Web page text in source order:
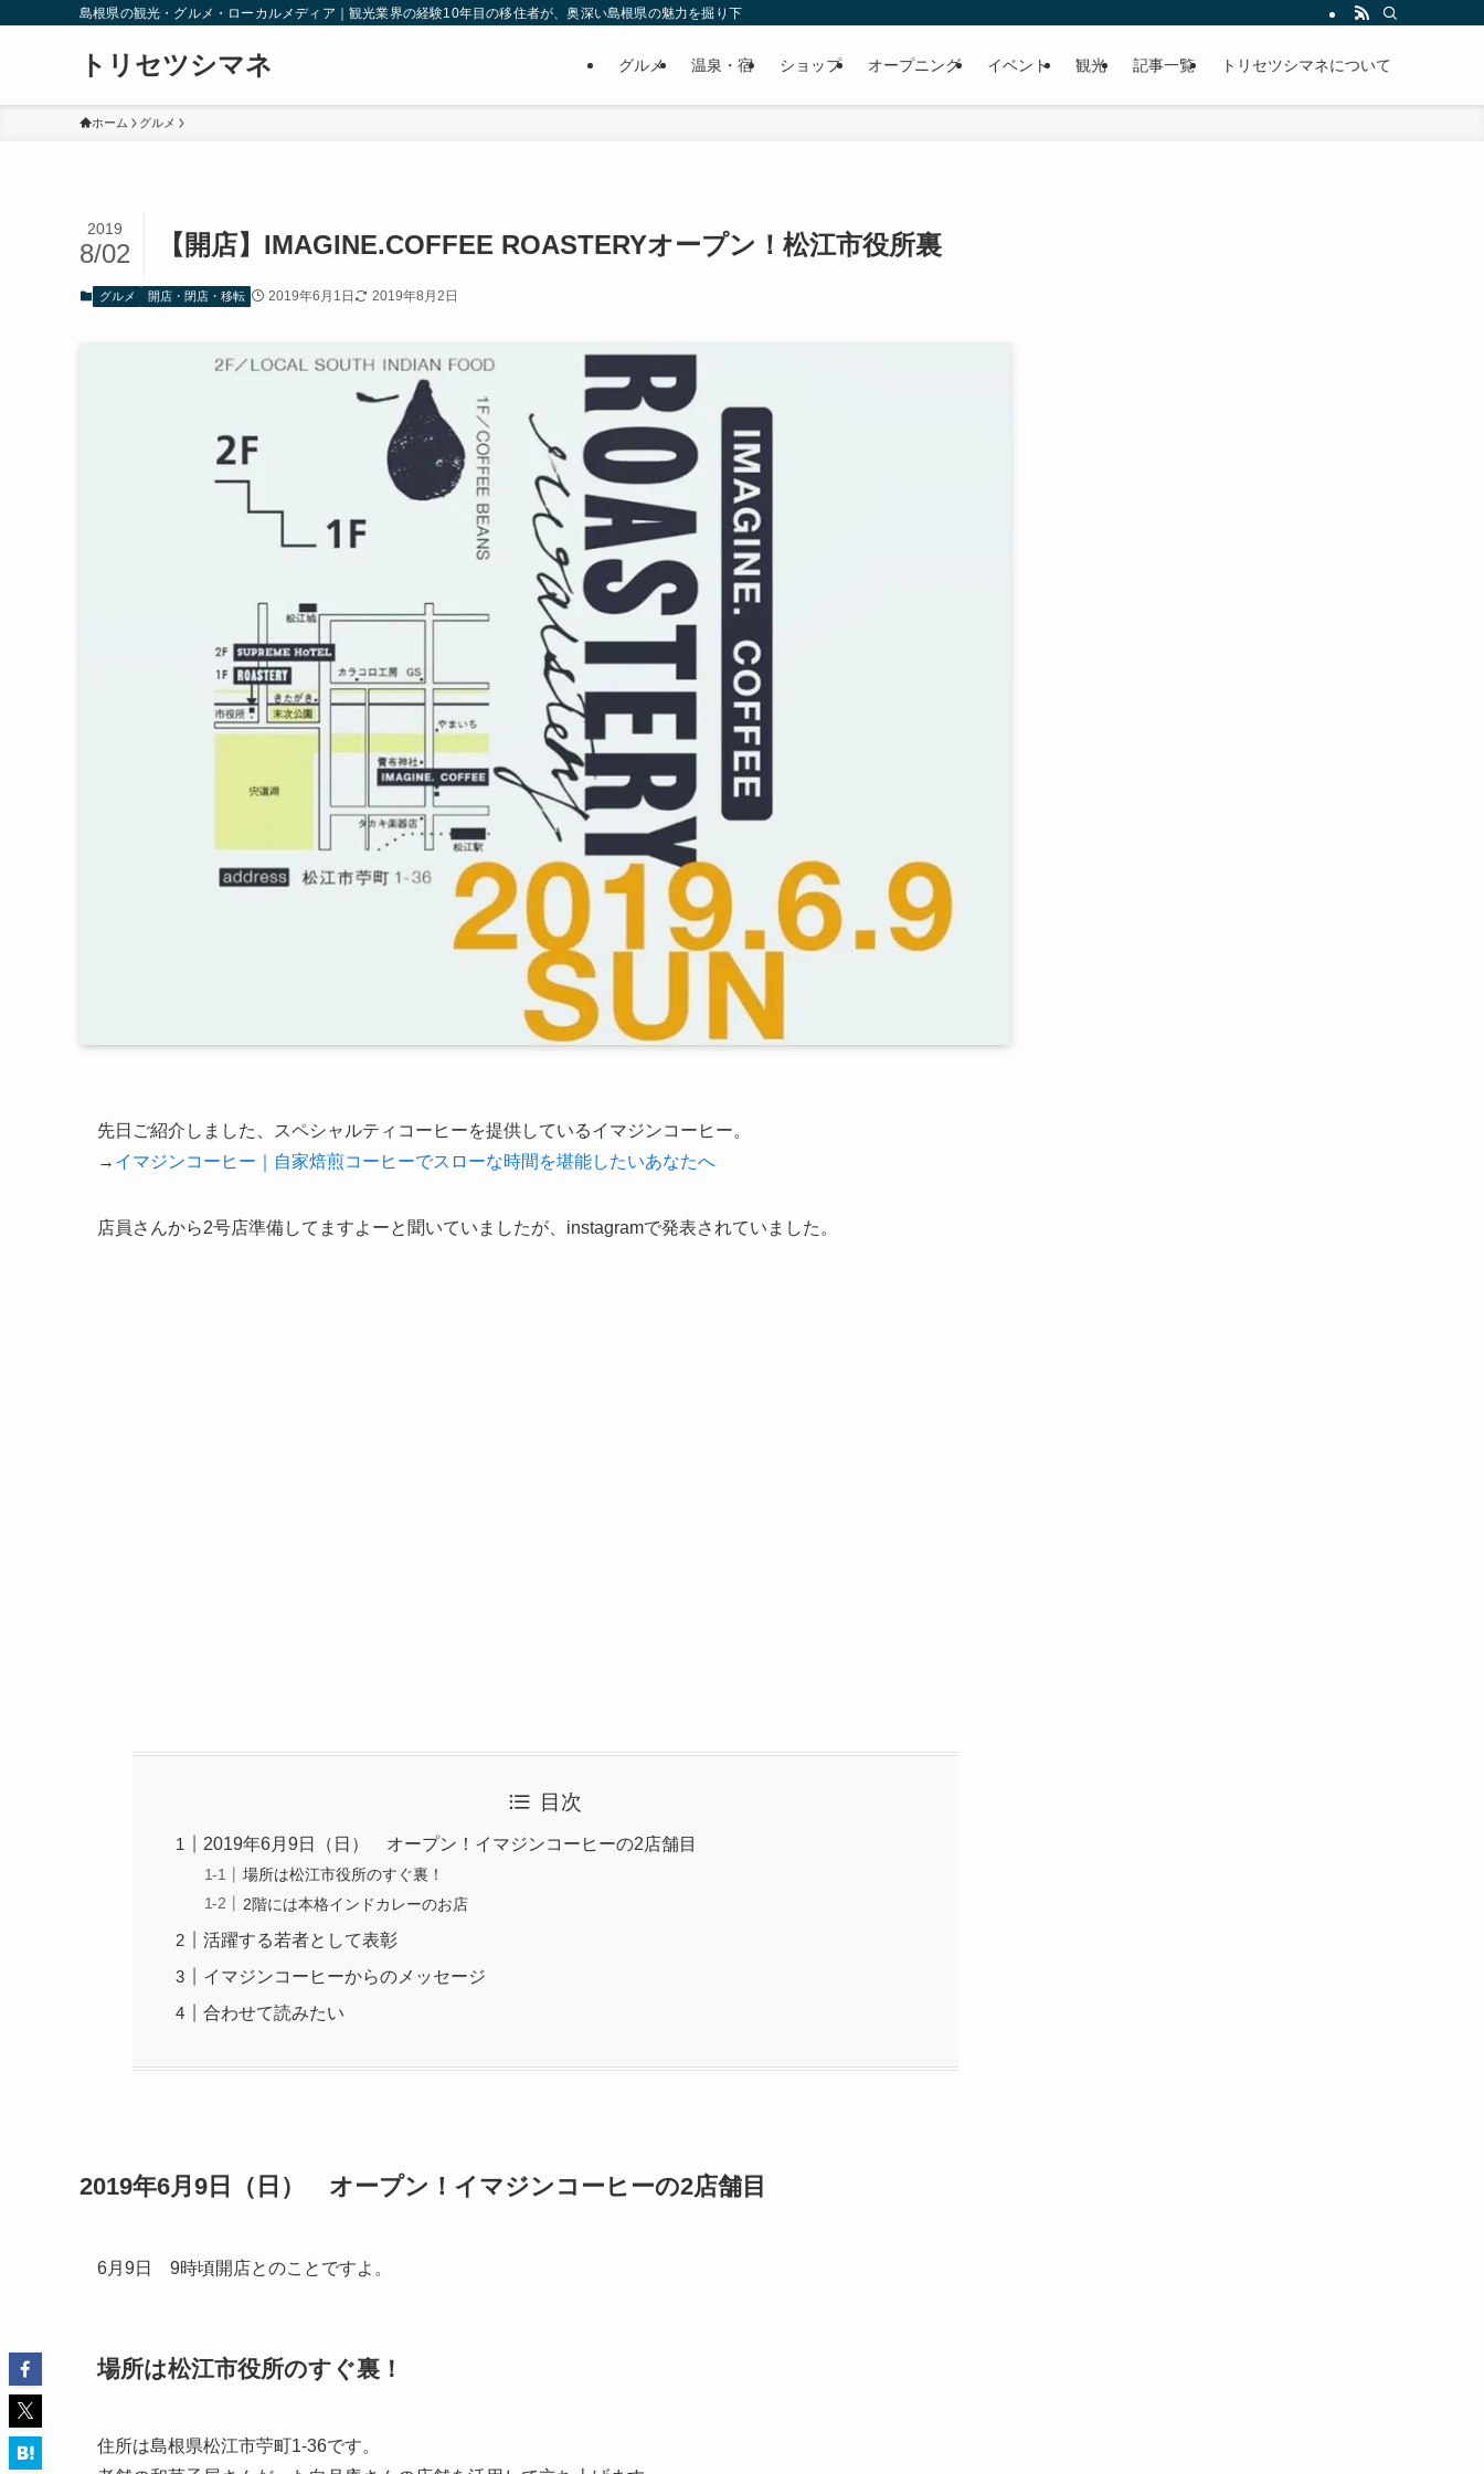
島根県の観光・グルメ・ローカルメディア｜観光業界の経験10年目の移住者が、奥深い島根県の魅力を掘り下げてみた
トリセツシマネ グルメ 温泉・宿 ショップ オープニング イベント 観光 記事一覧 トリセツシマネについて
ホーム グルメ
【開店】IMAGINE.COFFEE ROASTERYオープン！松江市役所裏
2019
8/02
グルメ 開店・閉店・移転 2019年6月1日 2019年8月2日
先日ご紹介しました、スペシャルティコーヒーを提供しているイマジンコーヒー。
→ イマジンコーヒー｜自家焙煎コーヒーでスローな時間を堪能したいあなたへ
店員さんから2号店準備してますよーと聞いていましたが、instagramで発表されていました。
目次
2019年6月9日（日） オープン！イマジンコーヒーの2店舗目
場所は松江市役所のすぐ裏！
2階には本格インドカレーのお店
活躍する若者として表彰
イマジンコーヒーからのメッセージ
合わせて読みたい
2019年6月9日（日） オープン！イマジンコーヒーの2店舗目
6月9日 9時頃開店とのことですよ。
場所は松江市役所のすぐ裏！
住所は島根県松江市苧町1-36です。